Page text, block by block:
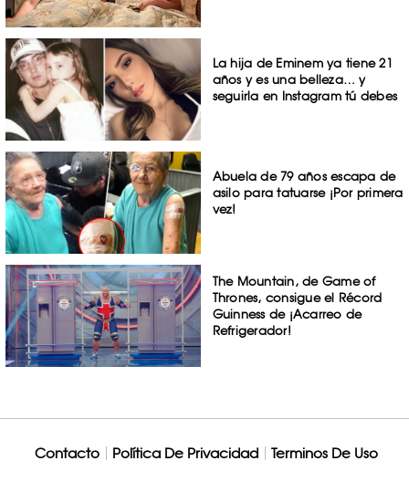
La hija de Eminem ya tiene 21
años y es una belleza… y
seguirla en Instagram tú debes
Abuela de 79 años escapa de
asilo para tatuarse ¡Por primera
vez!
The Mountain, de Game of
Thrones, consigue el Récord
Guinness de ¡Acarreo de
Refrigerador!
Contacto Política De Privacidad Terminos De Uso